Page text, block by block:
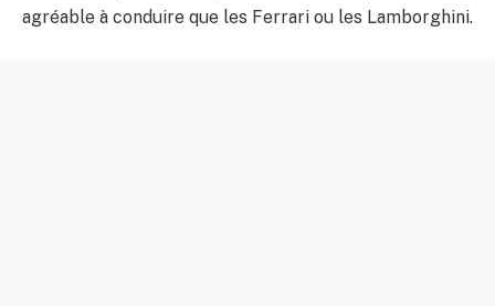
agréable à conduire que les Ferrari ou les Lamborghini.